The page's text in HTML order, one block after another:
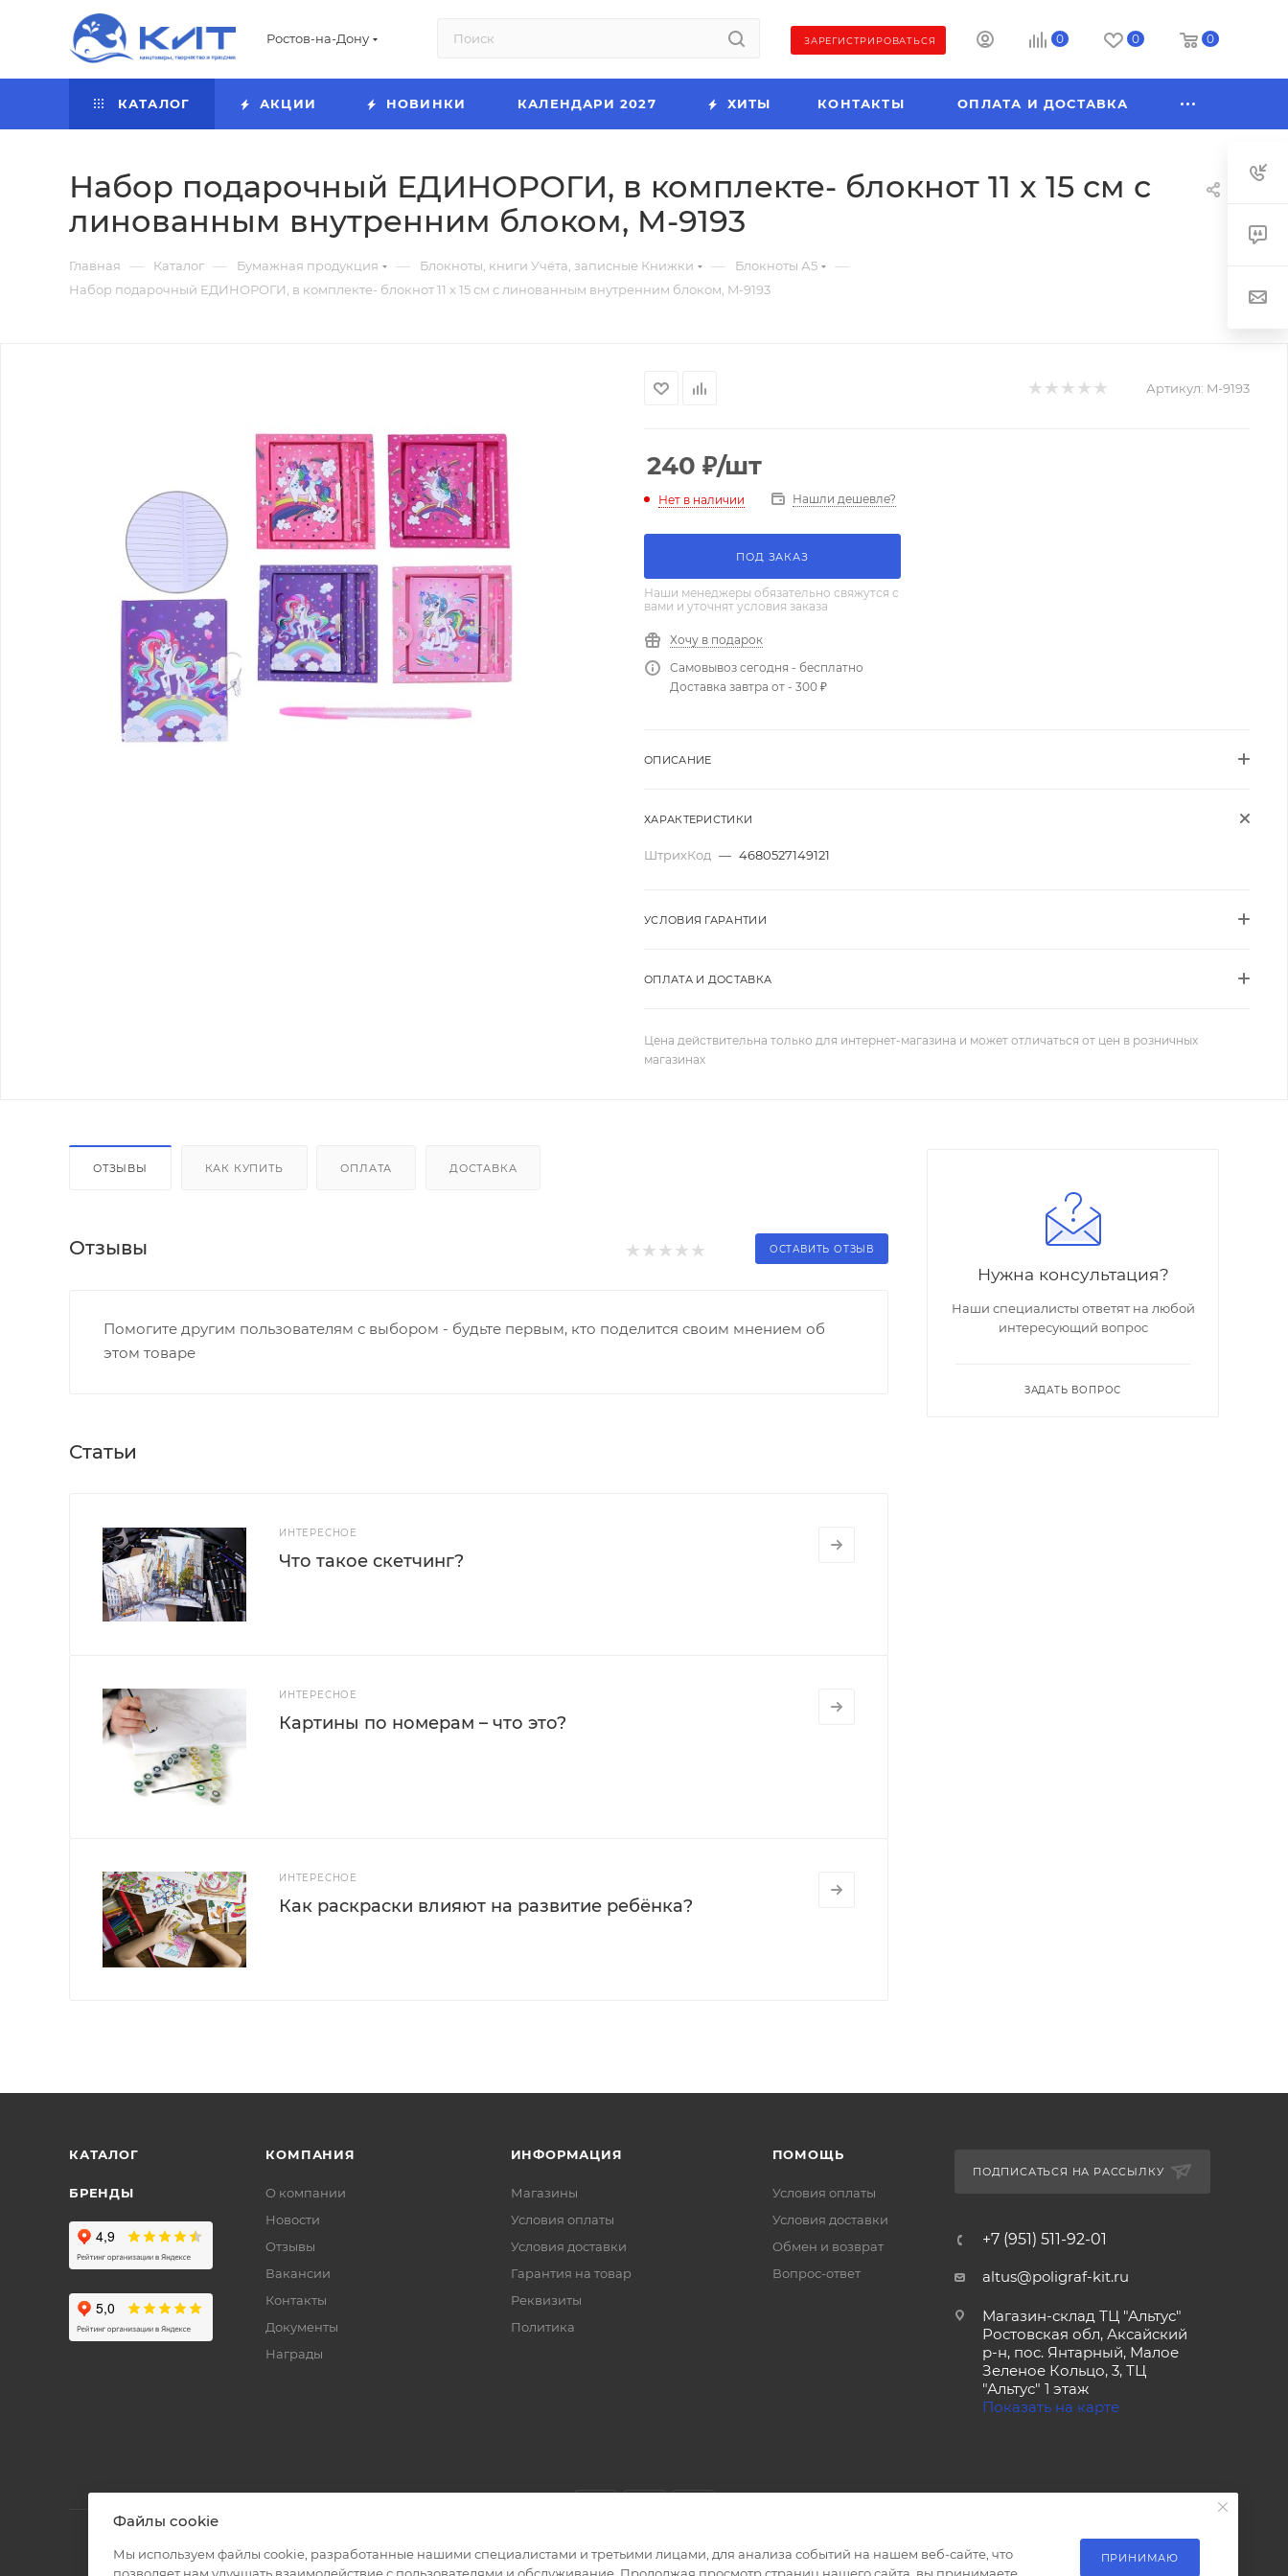
Ростов-на-Дону ЗАРЕГИСТРИРОВАТЬСЯ 0 0 0
КАТАЛОГ АКЦИИ НОВИНКИ КАЛЕНДАРИ 2027 ХИТЫ КОНТАКТЫ ОПЛАТА И ДОСТАВКА
Набор подарочный ЕДИНОРОГИ, в комплекте- блокнот 11 x 15 см с
линованным внутренним блоком, M-9193
Главная — Каталог — Бумажная продукция — Блокноты, книги Учёта, записные Книжки — Блокноты А5 —
Набор подарочный ЕДИНОРОГИ, в комплекте- блокнот 11 x 15 см с линованным внутренним блоком, M-9193
Артикул: M-9193
240 ₽/шт
Нет в наличии Нашли дешевле?
ПОД ЗАКАЗ
Наши менеджеры обязательно свяжутся с
вами и уточнят условия заказа
Хочу в подарок
Самовывоз сегодня - бесплатно
Доставка завтра от - 300 ₽
ОПИСАНИЕ
ХАРАКТЕРИСТИКИ
ШтрихКод — 4680527149121
УСЛОВИЯ ГАРАНТИИ
ОПЛАТА И ДОСТАВКА
Цена действительна только для интернет-магазина и может отличаться от цен в розничных
магазинах
ОТЗЫВЫ КАК КУПИТЬ ОПЛАТА ДОСТАВКА
Отзывы ОСТАВИТЬ ОТЗЫВ
Помогите другим пользователям с выбором - будьте первым, кто поделится своим мнением об
этом товаре
Статьи
ИНТЕРЕСНОЕ
Что такое скетчинг?
ИНТЕРЕСНОЕ
Картины по номерам – что это?
ИНТЕРЕСНОЕ
Как раскраски влияют на развитие ребёнка?
Нужна консультация?
Наши специалисты ответят на любой
интересующий вопрос
ЗАДАТЬ ВОПРОС
КАТАЛОГ
БРЕНДЫ
КОМПАНИЯ
О компании
Новости
Отзывы
Вакансии
Контакты
Документы
Награды
ИНФОРМАЦИЯ
Магазины
Условия оплаты
Условия доставки
Гарантия на товар
Реквизиты
Политика
ПОМОЩЬ
Условия оплаты
Условия доставки
Обмен и возврат
Вопрос-ответ
ПОДПИСАТЬСЯ НА РАССЫЛКУ
+7 (951) 511-92-01
altus@poligraf-kit.ru
Магазин-склад ТЦ "Альтус"
Ростовская обл, Аксайский
р-н, пос. Янтарный, Малое
Зеленое Кольцо, 3, ТЦ
"Альтус" 1 этаж
Показать на карте
Файлы cookie
Мы используем файлы cookie, разработанные нашими специалистами и третьими лицами, для анализа событий на нашем веб-сайте, что
ПРИНИМАЮ